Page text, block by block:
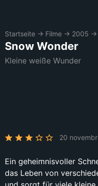
Startseite → Filme → 2005 →
Snow Wonder
Kleine weiße Wunder
20
Ein geheimnisvoller
das Leben von